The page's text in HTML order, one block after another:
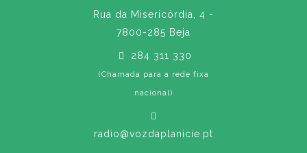
Rua da Misericórdia, 4 -
7800-285 Beja
284 311 330
(Chamada para a rede fixa
nacional)
radio@vozdaplanicie.pt